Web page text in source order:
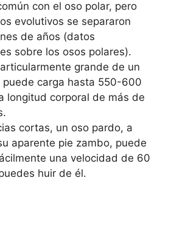
con el oso polar, pero
evolutivos se separaron
de años (datos
sobre los osos polares).
grande de un
puede carga hasta 550-600
longitud corporal de más de
cortas, un oso pardo, a
aparente pie zambo, puede
una velocidad de 60
huir de él.